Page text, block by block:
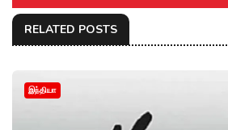
RELATED POSTS
இந்தியா